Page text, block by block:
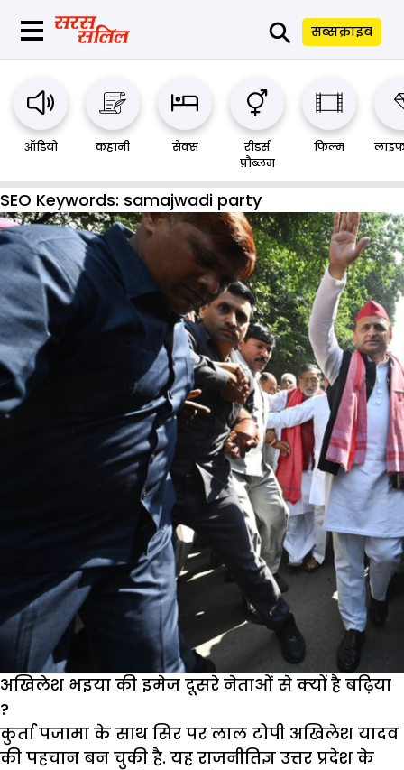
⚲ सब्सक्राइब
ऑडियो कहानी सेक्स
रीडर्स
प्रौब्लम
फिल्म
SEO Keywords: samajwadi party
अखिलेश भइया की इमेज दूसरे नेताओं से क्‍यों है बढ़िया
?
कुर्ता पजामा के साथ सिर पर लाल टोपी अखिलेश यादव
की पहचान बन चुकी है. यह राजनीतिज्ञ उत्तर प्रदेश के